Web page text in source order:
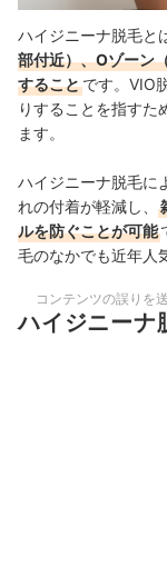
検証①全身脱毛5
検証②レーザーの
ハイジニーナ脱毛と
部付近）、Oゾーン
することです。VIO
りすることを指すた
ます。
ハイジニーナ脱毛に
れの付着が軽減し
ルを防ぐことが可能
毛のなかでも近年人
コンテンツの誤りを
ハイジニーナ